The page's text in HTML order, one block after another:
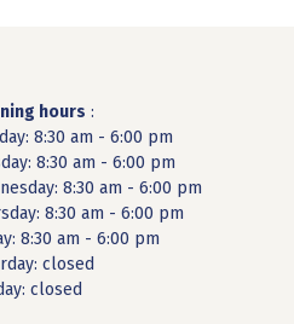
hours :
8:30 am - 6:00 pm
8:30 am - 6:00 pm
8:30 am - 6:00 pm
8:30 am - 6:00 pm
8:30 am - 6:00 pm
closed
closed